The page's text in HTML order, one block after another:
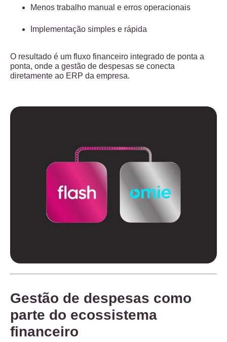
Menos trabalho manual e erros operacionais
Implementação simples e rápida
O resultado é um fluxo financeiro integrado de ponta a
ponta, onde a gestão de despesas se conecta
diretamente ao ERP da empresa.
Gestão de despesas como
parte do ecossistema
financeiro